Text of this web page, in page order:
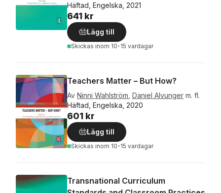
Häftad, Engelska, 2021
641 kr
Lägg till
Skickas inom 10-15 vardagar
Teachers Matter – But How?
Av Ninni Wahlström Daniel Alvunger m. fl.
Häftad, Engelska, 2020
601 kr
Lägg till
Skickas inom 10-15 vardagar
Transnational Curriculum